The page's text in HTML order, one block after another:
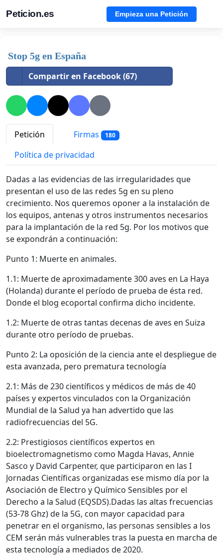
Peticion.es Empieza una Petición
Stop 5g en España
Compartir en Facebook (67)
Petición Firmas 180
Política de privacidad
Dadas a las evidencias de las irregularidades que
presentan el uso de las redes 5g en su pleno
crecimiento. Nos queremos oponer a la instalación de
los equipos, antenas y otros instrumentos necesarios
para la implantación de la red 5g. Por los motivos que
se expondrán a continuación:
Punto 1: Muerte en animales.
1.1: Muerte de aproximadamente 300 aves en La Haya
(Holanda) durante el período de prueba de ésta red.
Donde el blog ecoportal confirma dicho incidente.
1.2: Muerte de otras tantas decenas de aves en Suiza
durante otro período de pruebas.
Punto 2: La oposición de la ciencia ante el despliegue de
esta avanzada, pero prematura tecnología
2.1: Más de 230 científicos y médicos de más de 40
países y expertos vinculados con la Organización
Mundial de la Salud ya han advertido que las
radiofrecuencias del 5G.
2.2: Prestigiosos científicos expertos en
bioelectromagnetismo como Magda Havas, Annie
Sasco y David Carpenter, que participaron en las I
Jornadas Científicas organizadas ese mismo día por la
Asociación de Electro y Químico Sensibles por el
Derecho a la Salud (EQSDS).Dadas las altas frecuencias
(53-78 Ghz) de la 5G, con mayor capacidad para
penetrar en el organismo, las personas sensibles a los
CEM serán más vulnerables tras la puesta en marcha de
esta tecnología a mediados de 2020.